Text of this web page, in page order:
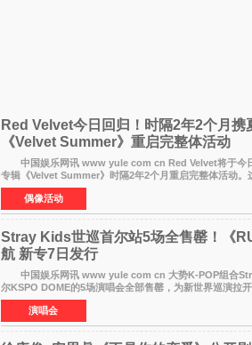
Red Velvet今日回归！时隔2年2个月携
《Velvet Summer》重启完整体活动
中国娱乐网讯 www yule com cn Red Velvet将于今
专辑《Velvet Summer》时隔2年2个月重启完整体活动。
发行的专辑，主打柔和成熟氛围的夏日音乐，收录了成员
偶像活动
Stray Kids世巡首尔站5场全售罄！《
航 新专7日发行
中国娱乐网讯 www yule com cn 大势K-POP组合
尔KSPO DOME的5场演唱会全部售罄，为新世界巡演拉
社JYP娱乐透露，Stray Kids于上月25至26日、29日及本
演唱会